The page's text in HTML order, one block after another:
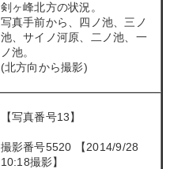
剣ヶ峰北方の状況。
写真手前から、四ノ池、三ノ
池、サイノ河原、二ノ池、一
ノ池。
(北方向から撮影)
【写真番号13】
撮影番号5520 【2014/9/28
10:18撮影】